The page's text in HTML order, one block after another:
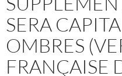
SERA
OMBRES
FRANÇAISE